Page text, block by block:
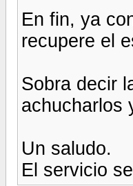
En fin, ya
recupere el
Sobra decir
achucharlos
Un saludo.
El servicio